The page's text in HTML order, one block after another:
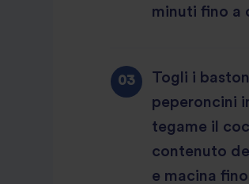
minuti fino a
Togli i
peperoncini
tegame il
contenuto
e macina